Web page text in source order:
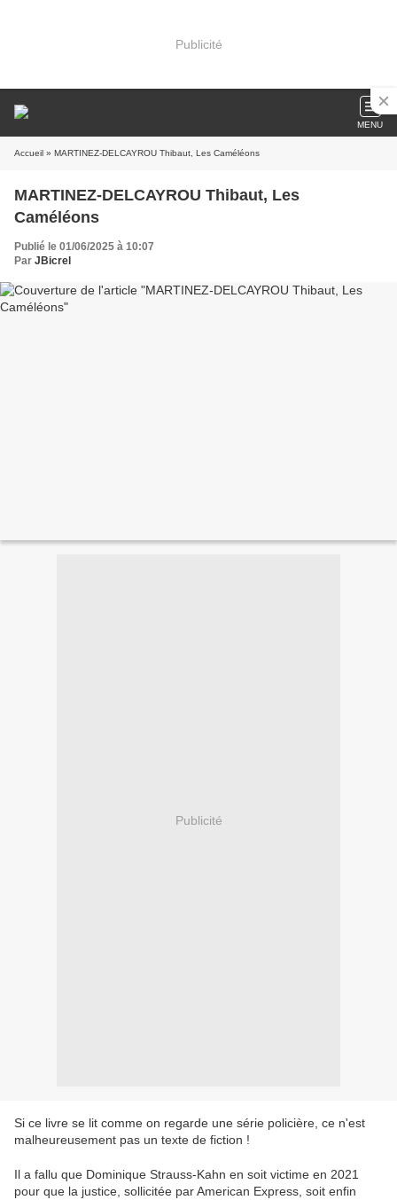
Publicité
MENU
Accueil » MARTINEZ-DELCAYROU Thibaut, Les Caméléons
MARTINEZ-DELCAYROU Thibaut, Les
Caméléons
Publié le 01/06/2025 à 10:07
Par JBicrel
Publicité
Si ce livre se lit comme on regarde une série policière, ce n'est
malheureusement pas un texte de fiction !
Il a fallu que Dominique Strauss-Kahn en soit victime en 2021
pour que la justice, sollicitée par American Express, soit enfin